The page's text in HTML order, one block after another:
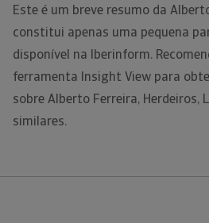
Este é um breve resumo da
constitui apenas uma pequena
disponível na Iberinform.
ferramenta Insight View para
sobre Alberto Ferreira, Herdeiros,
similares.